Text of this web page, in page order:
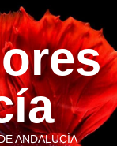
ANDALUCÍA